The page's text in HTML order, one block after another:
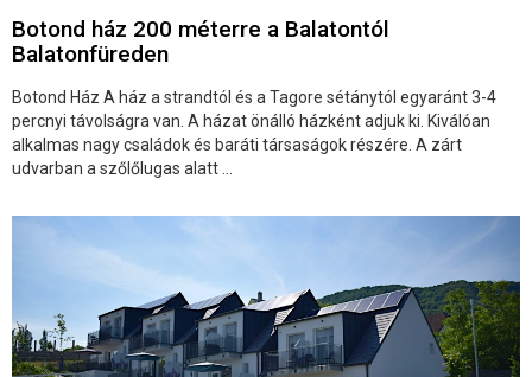
Botond ház 200 méterre a Balatontól
Balatonfüreden
Botond Ház A ház a strandtól és a Tagore sétánytól egyaránt 3-4
percnyi távolságra van. A házat önálló házként adjuk ki. Kiválóan
alkalmas nagy családok és baráti társaságok részére. A zárt
udvarban a szőlőlugas alatt ...